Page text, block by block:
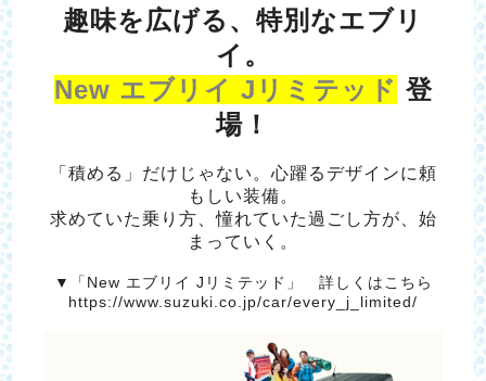
趣味を広げる、特別なエブリ
イ。
New エブリイ Jリミテッド 登
場！
「積める」だけじゃない。心躍るデザインに頼
もしい装備。
求めていた乗り方、憧れていた過ごし方が、始
まっていく。
▼「New エブリイ Jリミテッド」 詳しくはこちら
https://www.suzuki.co.jp/car/every_j_limited/